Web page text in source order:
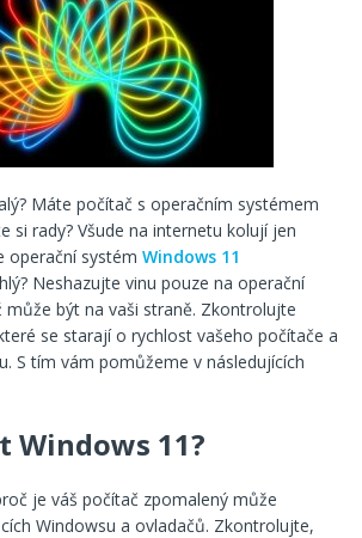
Máte počítač s operačním systémem
si rady? Všude na internetu kolují jen
operační systém Windows 11
Neshazujte vinu pouze na operační
může být na vaši straně. Zkontrolujte
se starají o rychlost vašeho počítače a
S tím vám pomůžeme v následujících
Windows 11?
je váš počítač zpomalený může
Windowsu a ovladačů. Zkontrolujte,